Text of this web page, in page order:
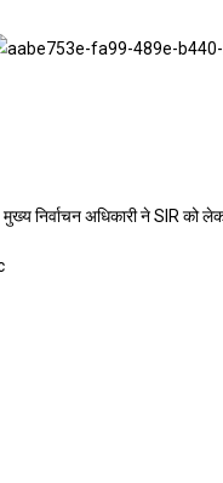
मुख्य निर्वाचन अधिकारी ने SIR को